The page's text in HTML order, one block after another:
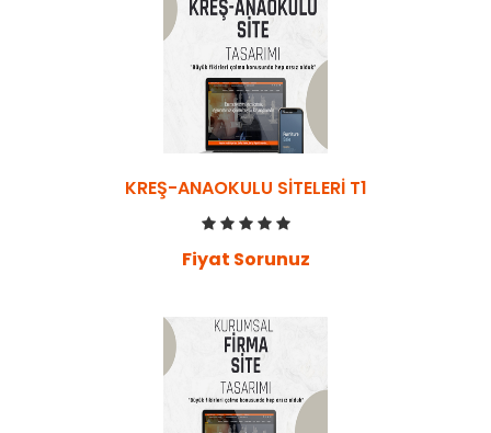
KREŞ-ANAOKULU SITELERI T1
Fiyat Sorunuz